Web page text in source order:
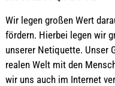
Wir legen großen Wert
fördern. Hierbei legen wir
unserer Netiquette. Unser
realen Welt mit den
wir uns auch im Internet